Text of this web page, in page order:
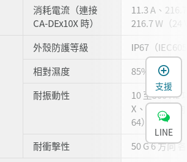
消耗電流（連接
CA-DEx10X 時）
11.3 A、
216.7 W（24
外殼防護等級
IP67（
相對濕度
85%Rh 以下
耐振動性
10 至500 Hz
X、Y、Z 方
64）
耐衝擊性
50 G 6 方向
支援
LINE